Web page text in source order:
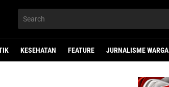
KESEHATAN FEATURE JURNALISME WARGA